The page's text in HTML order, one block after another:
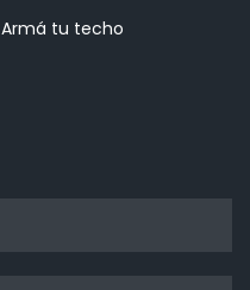
Armá tu techo